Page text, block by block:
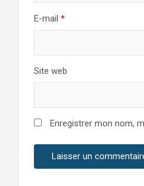
E-mail *
Site web
Enregistrer mon nom,